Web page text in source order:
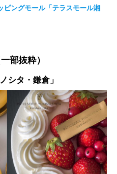
ピングモール「テラスモール湘
部抜粋）
シタ・鎌倉」